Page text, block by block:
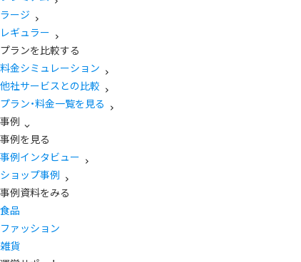
ラージ
レギュラー
プランを比較する
料金シミュレーション
他社サービスとの比較
プラン・料金一覧を見る
事例
事例を見る
事例インタビュー
ショップ事例
事例資料をみる
食品
ファッション
雑貨